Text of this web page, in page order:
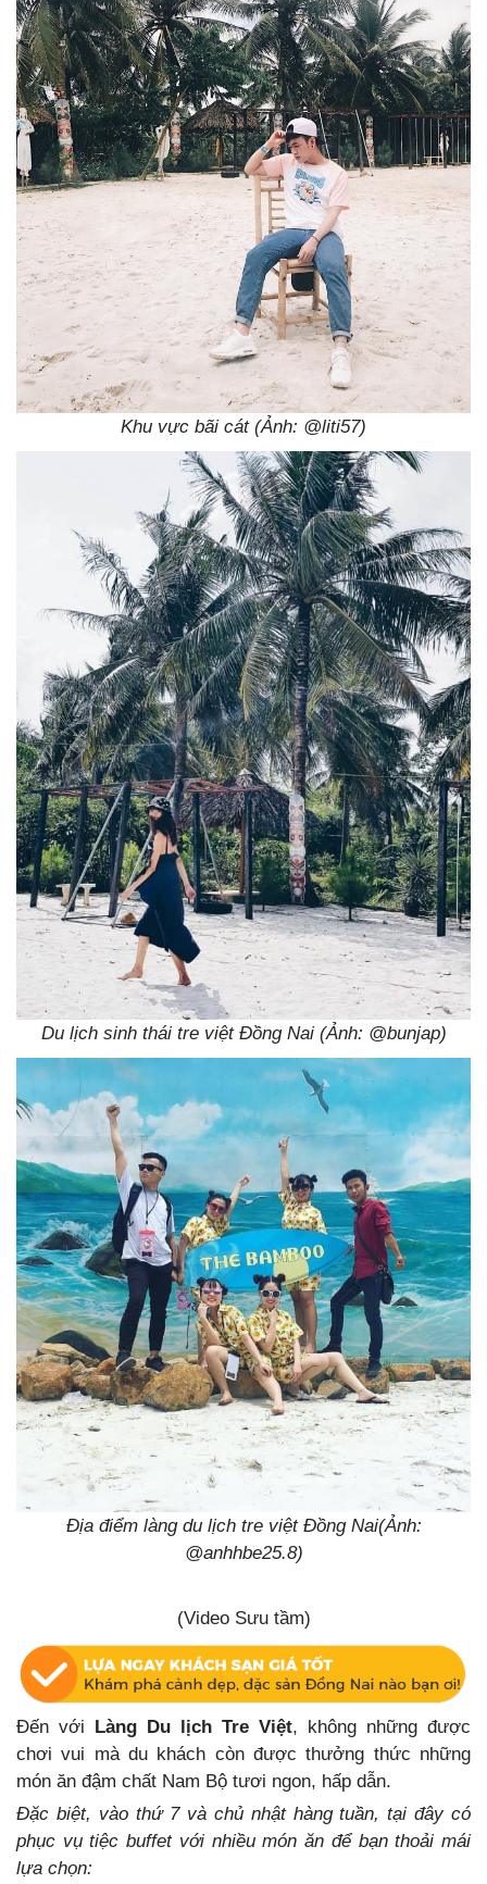
Khu vực bãi cát (Ảnh: @liti57)
Du lịch sinh thái tre việt Đồng Nai (Ảnh: @bunjap)
Địa điểm làng du lịch tre việt Đồng Nai(Ảnh:
@anhhbe25.8)
(Video Sưu tầm)
Đến với Làng Du lịch Tre Việt, không những được
chơi vui mà du khách còn được thưởng thức những
món ăn đậm chất Nam Bộ tươi ngon, hấp dẫn.
Đặc biệt, vào thứ 7 và chủ nhật hàng tuần, tại đây có
phục vụ tiệc buffet với nhiều món ăn để bạn thoải mái
lựa chọn: